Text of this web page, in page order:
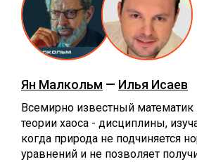
Ян Малкольм — Илья Исаев
Всемирно известный математик
теории хаоса - дисциплины,
когда природа не подчиняется
уравнений и не позволяет